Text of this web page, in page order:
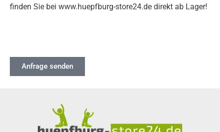
finden Sie bei www.huepfburg-store24.de direkt ab Lager!
Anfrage senden